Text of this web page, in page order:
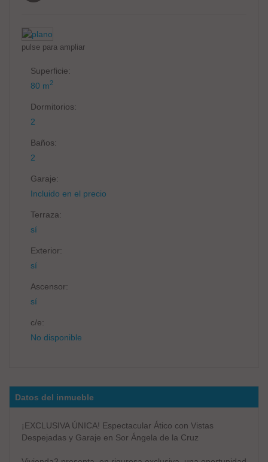
pulse para ampliar
Superficie:
80 m2
Dormitorios:
2
Baños:
2
Garaje:
Incluido en el precio
Terraza:
sí
Exterior:
sí
Ascensor:
sí
c/e:
No disponible
Datos del inmueble
¡EXCLUSIVA ÚNICA! Espectacular Ático con Vistas
Despejadas y Garaje en Sor Ángela de la Cruz